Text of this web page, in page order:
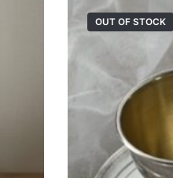
OUT OF STOCK